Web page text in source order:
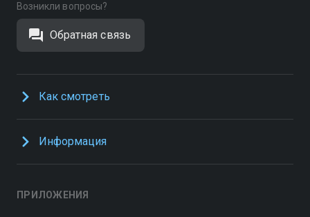
Возникли вопросы?
Обратная связь
Как смотреть
Информация
ПРИЛОЖЕНИЯ